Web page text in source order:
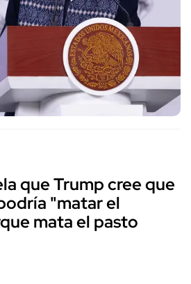
que Trump cree que
"matar el
mata el pasto